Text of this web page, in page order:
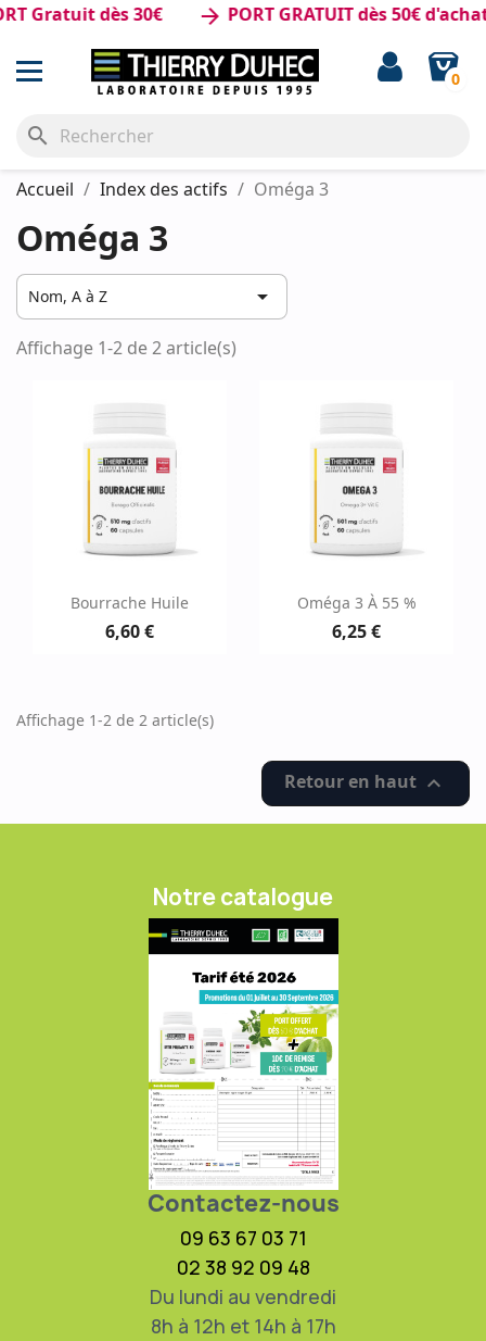
Gratuit dès 30€ arrow_forwardPORT GRATUIT dès 50€ d'achat
0
search
Accueil Index des actifs Oméga 3
Oméga 3
Nom, A à Z 
Affichage 1-2 de 2 article(s)
Bourrache Huile
6,60 €
Oméga 3 À 55 %
6,25 €
Affichage 1-2 de 2 article(s)
Retour en haut 
Notre catalogue
Contactez-nous
09 63 67 03 71
02 38 92 09 48
Du lundi au vendredi
8h à 12h et 14h à 17h